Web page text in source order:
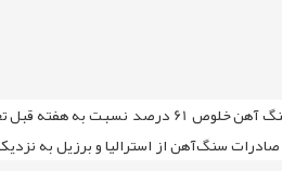
سنگ‌آهن از استرالیا و برزیل به